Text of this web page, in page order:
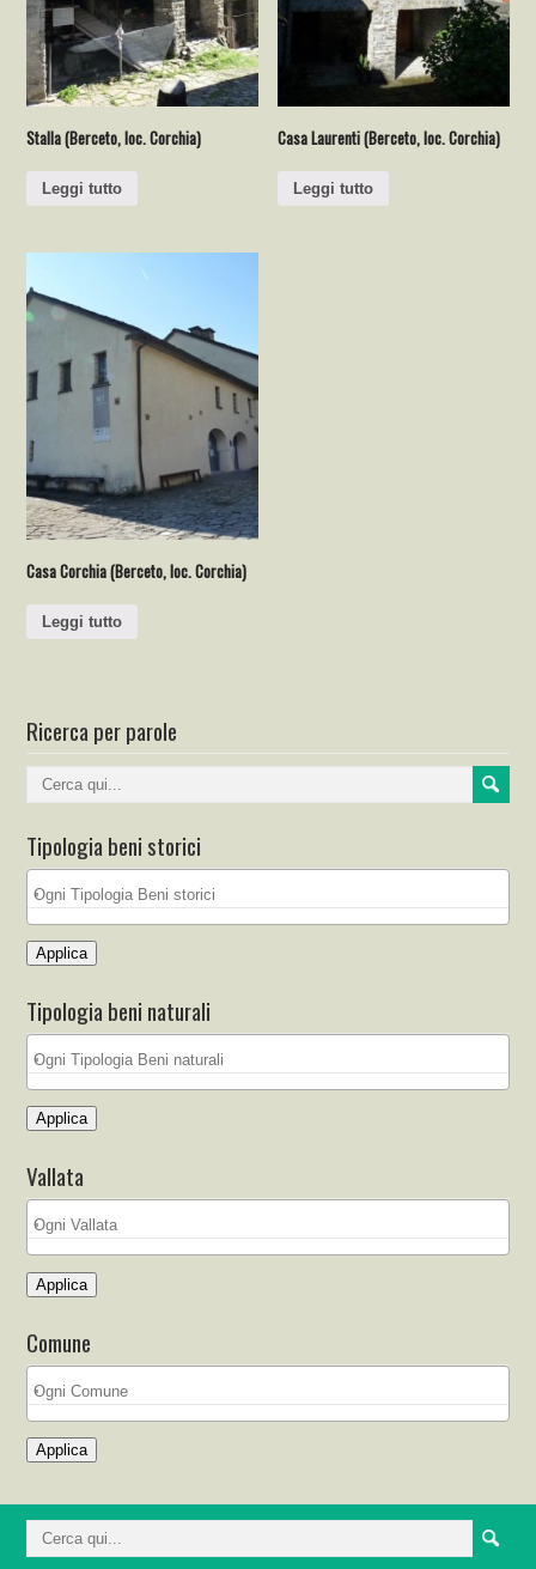
Stalla (Berceto, loc. Corchia)
Leggi tutto
Casa Laurenti (Berceto, loc. Corchia)
Leggi tutto
Casa Corchia (Berceto, loc. Corchia)
Leggi tutto
Ricerca per parole
Tipologia beni storici
Applica
Tipologia beni naturali
Applica
Vallata
Applica
Comune
Applica